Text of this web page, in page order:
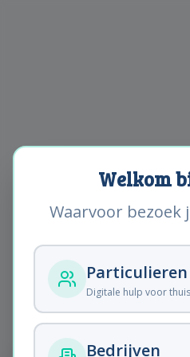
Welkom
Waarvoor bezoek
Particulieren
Digitale hulp voor thuis
Bedrijven
Artikel niet